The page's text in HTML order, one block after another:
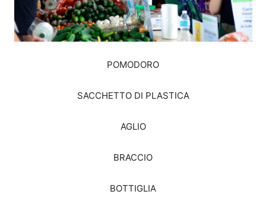
POMODORO
SACCHETTO DI PLASTICA
AGLIO
BRACCIO
BOTTIGLIA